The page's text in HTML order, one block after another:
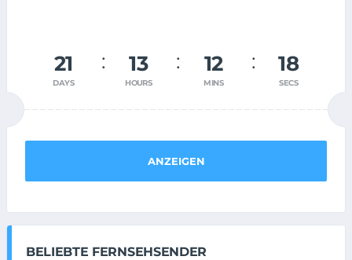
21
DAYS
13
HOURS
12
MINS
17
SECS
ANZEIGEN
BELIEBTE FERNSEHSENDER